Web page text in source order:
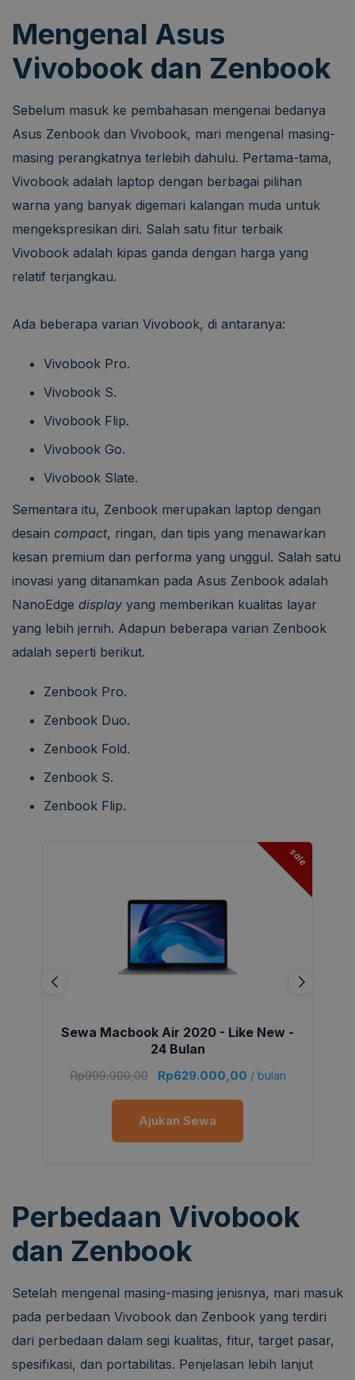
Mengenal Asus
Vivobook dan Zenbook
Sebelum masuk ke pembahasan mengenai bedanya
Asus Zenbook dan Vivobook, mari mengenal masing-
masing perangkatnya terlebih dahulu. Pertama-tama,
Vivobook adalah laptop dengan berbagai pilihan
warna yang banyak digemari kalangan muda untuk
mengekspresikan diri. Salah satu fitur terbaik
Vivobook adalah kipas ganda dengan harga yang
relatif terjangkau.
Ada beberapa varian Vivobook, di antaranya:
Vivobook Pro.
Vivobook S.
Vivobook Flip.
Vivobook Go.
Vivobook Slate.
Sementara itu, Zenbook merupakan laptop dengan
desain compact, ringan, dan tipis yang menawarkan
kesan premium dan performa yang unggul. Salah satu
inovasi yang ditanamkan pada Asus Zenbook adalah
NanoEdge display yang memberikan kualitas layar
yang lebih jernih. Adapun beberapa varian Zenbook
adalah seperti berikut.
Zenbook Pro.
Zenbook Duo.
Zenbook Fold.
Zenbook S.
Zenbook Flip.
sale
Sewa Macbook Air 2020 - Like New -
24 Bulan
Rp999.000,00 Rp629.000,00 / bulan
Ajukan Sewa
Perbedaan Vivobook
dan Zenbook
Setelah mengenal masing-masing jenisnya, mari masuk
pada perbedaan Vivobook dan Zenbook yang terdiri
dari perbedaan dalam segi kualitas, fitur, target pasar,
spesifikasi, dan portabilitas. Penjelasan lebih lanjut